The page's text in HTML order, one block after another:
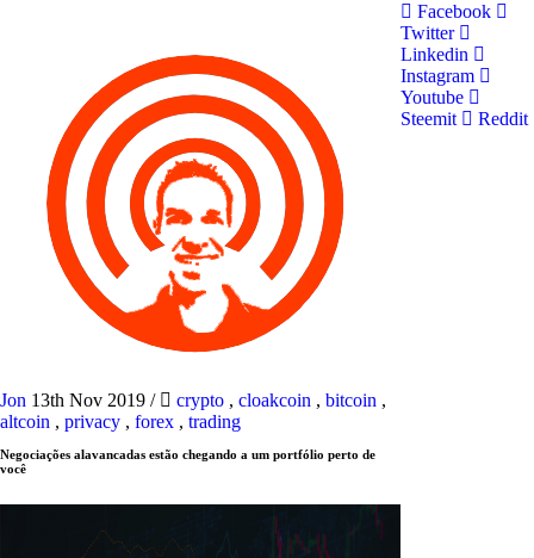
Jon 13th Nov 2019 / crypto , cloakcoin , bitcoin ,
altcoin , privacy , forex , trading
Negociações alavancadas estão chegando a um portfólio perto de
você
Facebook
Twitter
Linkedin
Instagram
Youtube
Steemit
Reddit